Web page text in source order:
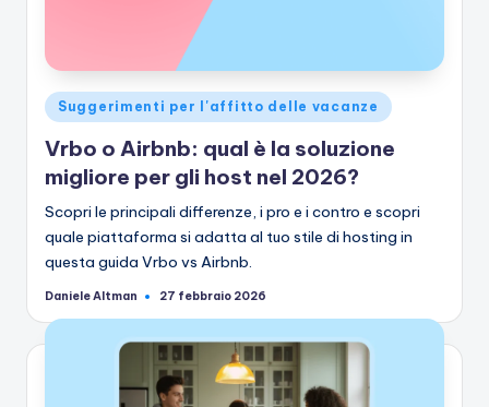
Pubblicato
in
Suggerimenti per l'affitto delle vacanze
Vrbo o Airbnb: qual è la soluzione
migliore per gli host nel 2026?
Scopri le principali differenze, i pro e i contro e scopri
quale piattaforma si adatta al tuo stile di hosting in
questa guida Vrbo vs Airbnb.
Pubblicato
Daniele Altman 27 febbraio 2026